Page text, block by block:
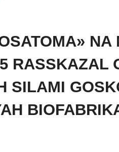
NA
RASSKAZAL
SILAMI